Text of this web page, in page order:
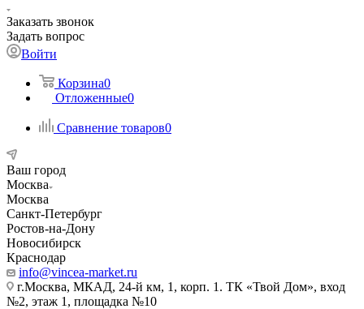
Заказать звонок
Задать вопрос
Войти
Корзина0
Отложенные0
Сравнение товаров0
Ваш город
Москва
Москва
Санкт-Петербург
Ростов-на-Дону
Новосибирск
Краснодар
info@vincea-market.ru
г.Москва, МКАД, 24-й км, 1, корп. 1. ТК «Твой Дом», вход
№2, этаж 1, площадка №10